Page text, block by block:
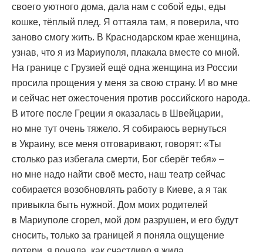
своего уютного дома, дала нам с собой еды, еды
кошке, тёплый плед. Я оттаяла там, я поверила, что
заново смогу жить. В Краснодарском крае женщина,
узнав, что я из Мариуполя, плакала вместе со мной.
На границе с Грузией ещё одна женщина из России
просила прощения у меня за свою страну. И во мне
и сейчас нет ожесточения против российского народа.
В итоге после Греции я оказалась в Швейцарии,
но мне тут очень тяжело. Я собираюсь вернуться
в Украину, все меня отговаривают, говорят: «Ты
столько раз избегала смерти, Бог сберёг тебя» –
но мне надо найти своё место, наш театр сейчас
собирается возобновлять работу в Киеве, а я так
привыкла быть нужной. Дом моих родителей
в Мариуполе сгорел, мой дом разрушен, и его будут
сносить, только за границей я поняла ощущение